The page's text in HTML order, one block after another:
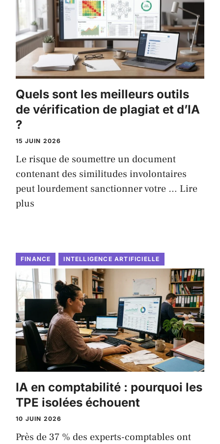
Quels sont les meilleurs outils
de vérification de plagiat et d’IA
?
15 JUIN 2026
Le risque de soumettre un document
contenant des similitudes involontaires
peut lourdement sanctionner votre … Lire
plus
FINANCE INTELLIGENCE ARTIFICIELLE
IA en comptabilité : pourquoi les
TPE isolées échouent
10 JUIN 2026
Près de 37 % des experts-comptables ont